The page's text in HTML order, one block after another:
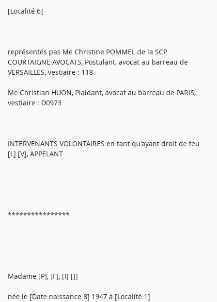
[Localité 6]
représentés pas Me Christine POMMEL de la SCP
COURTAIGNE AVOCATS, Postulant, avocat au barreau de
VERSAILLES, vestiaire : 118
Me Christian HUON, Plaidant, avocat au barreau de PARIS,
vestiaire : D0973
INTERVENANTS VOLONTAIRES en tant qu'ayant droit de feu
[L] [V], APPELANT
****************
Madame [P], [F], [I] [J]
née le [Date naissance 8] 1947 à [Localité 1]